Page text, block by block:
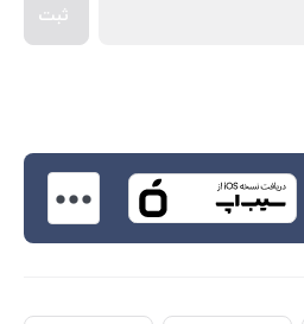
ثبت
اطلاعات بیشتر